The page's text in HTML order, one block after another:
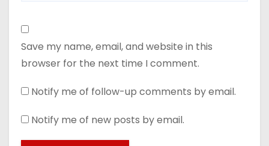
Save my name, email, and website in this
browser for the next time I comment.
Notify me of follow-up comments by email.
Notify me of new posts by email.